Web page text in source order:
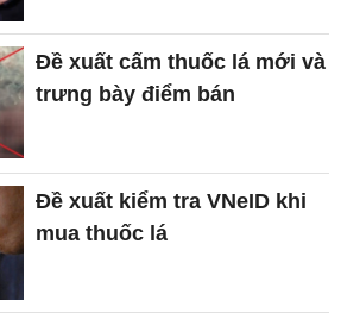
Đề xuất cấm thuốc lá mới và
trưng bày điểm bán
Đề xuất kiểm tra VNeID khi
mua thuốc lá